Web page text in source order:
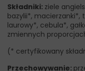
Składniki: ziele
bazylii*, macierzanki*,
laurowy*, cebula*,
zmiennych
(* certyfikowany
Przechowywanie: